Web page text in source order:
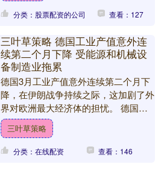
分类：股票配资的公司 查看：127
三叶草策略 德国工业产值意外连
续第二个月下降 受能源和机械设
备制造业拖累
德国3月工业产值意外连续第二个月下
降，在伊朗战争持续之际，这加剧了外
界对欧洲最大经济体的担忧。 德国统
计机构周五表示，工业产值较2月下降
0.7%，受能源和机械设....
三叶草策略
分类：在线配资 查看：146